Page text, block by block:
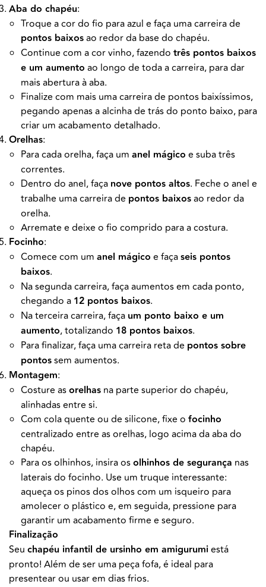
Aba do chapéu:
Troque a cor do fio para azul e faça uma carreira de
pontos baixosao redor da base do chapéu.
Continue com a cor vinho, fazendo três pontos baixos
e um aumento ao longo de toda a carreira, para dar
mais abertura à aba.
Finalize com mais uma carreira de pontos baixíssimos,
pegando apenas a alcinha de trás do ponto baixo, para
criar um acabamento detalhado.
Orelhas:
Para cada orelha, faça um anel mágico e suba três
correntes.
Dentro do anel, faça nove pontos altos. Feche o anel e
trabalhe uma carreira de pontos baixosao redor da
orelha.
Arremate e deixe o fio comprido para a costura.
Focinho:
Comece com um anel mágico e façaseis pontos
baixos.
Na segunda carreira, faça aumentos em cada ponto,
chegando a 12 pontos baixos.
Na terceira carreira, faça um ponto baixo e um
aumento, totalizando 18 pontos baixos.
Para finalizar, faça uma carreira reta de pontos sobre
pontossem aumentos.
Montagem:
Costure asorelhas na parte superior do chapéu,
alinhadas entre si.
Com cola quente ou de silicone, fixe o focinho
centralizado entre as orelhas, logo acima da aba do
chapéu.
Para os olhinhos, insira osolhinhos de segurança nas
laterais do focinho. Use um truque interessante:
aqueça os pinos dos olhos com um isqueiro para
amolecer o plástico e, em seguida, pressione para
garantir um acabamento firme e seguro.
Finalização
Seu chapéu infantil de ursinho em amigurumiestá
pronto! Além de ser uma peça fofa, é ideal para
presentear ou usar em dias frios.